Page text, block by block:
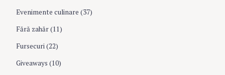
Evenimente culinare (37)
Fără zahăr(11)
Fursecuri(22)
Giveaways (10)